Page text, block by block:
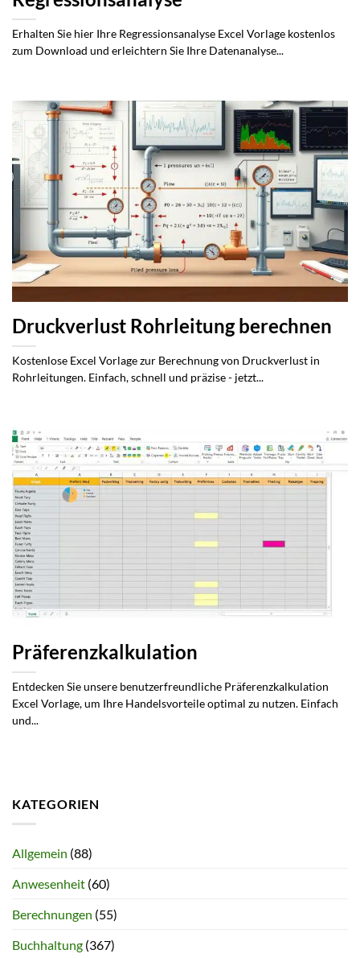
Erhalten Sie hier Ihre Regressionsanalyse Excel Vorlage kostenlos
zum Download und erleichtern Sie Ihre Datenanalyse...
Druckverlust Rohrleitung berechnen
Kostenlose Excel Vorlage zur Berechnung von Druckverlust in
Rohrleitungen. Einfach, schnell und präzise - jetzt...
Präferenzkalkulation
Entdecken Sie unsere benutzerfreundliche Präferenzkalkulation
Excel Vorlage, um Ihre Handelsvorteile optimal zu nutzen. Einfach
und...
KATEGORIEN
Allgemein (88)
Anwesenheit (60)
Berechnungen (55)
Buchhaltung (367)